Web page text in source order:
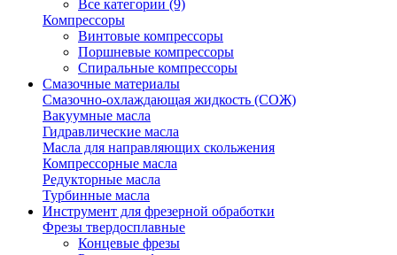
Все категории (9)
Компрессоры
Винтовые компрессоры
Поршневые компрессоры
Спиральные компрессоры
Смазочные материалы
Смазочно-охлаждающая жидкость (СОЖ)
Вакуумные масла
Гидравлические масла
Масла для направляющих скольжения
Компрессорные масла
Редукторные масла
Турбинные масла
Инструмент для фрезерной обработки
Фрезы твердосплавные
Концевые фрезы